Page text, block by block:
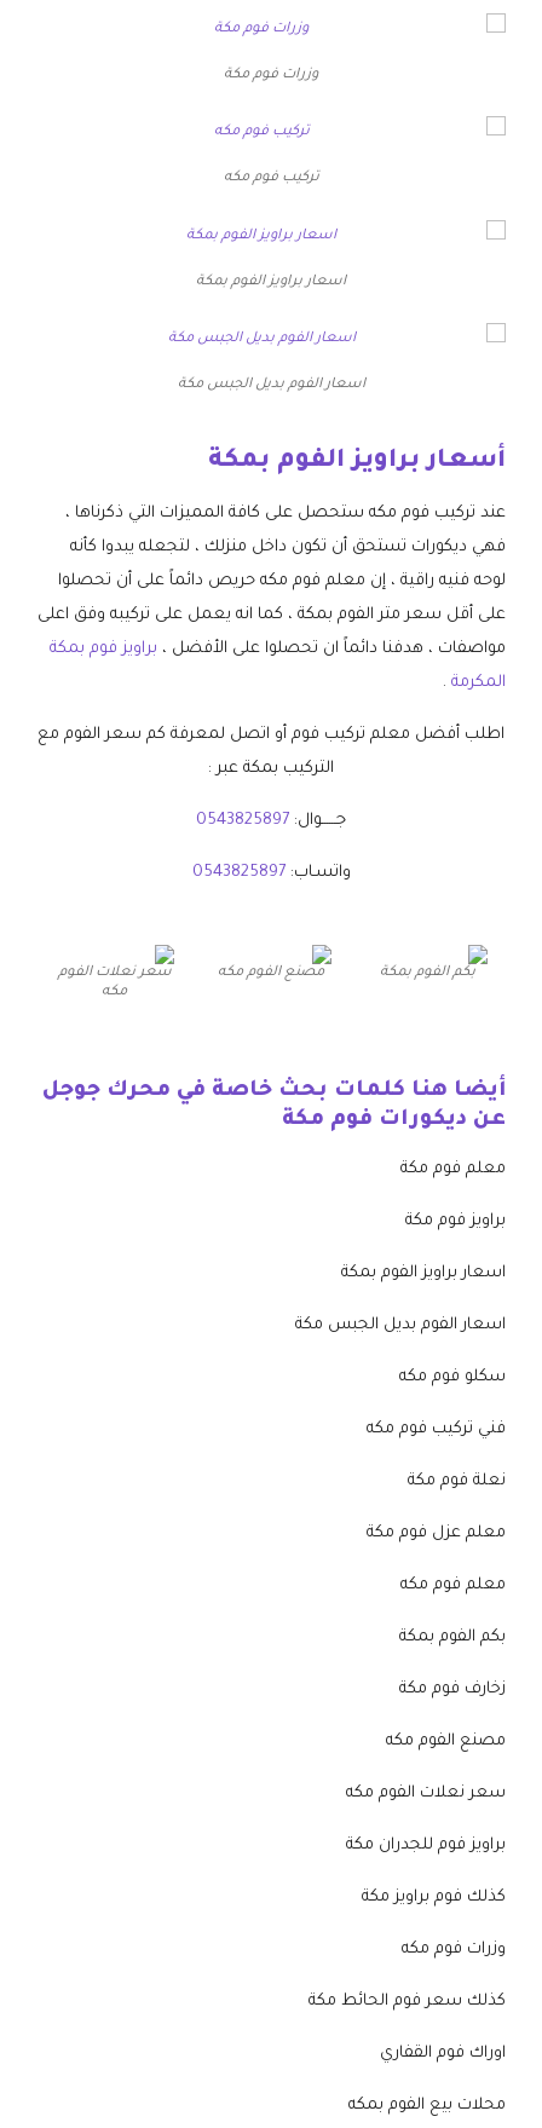
وزرات فوم مكة
تركيب فوم مكه
اسعار براويز الفوم بمكة
اسعار الفوم بديل الجبس مكة
أسعار براويز الفوم بمكة
عند تركيب فوم مكه ستحصل على كافة المميزات التي ذكرناها ،
فهي ديكورات تستحق أن تكون داخل منزلك ، لتجعله يبدوا كأنه
لوحه فنيه راقية ، إن معلم فوم مكه حريص دائماً على أن تحصلوا
على أقل سعر متر الفوم بمكة ، كما انه يعمل على تركيبه وفق اعلى
مواصفات ، هدفنا دائماً ان تحصلوا على الأفضل ، براويز فوم بمكة
المكرمة .
اطلب أفضل معلم تركيب فوم أو اتصل لمعرفة كم سعر الفوم مع
التركيب بمكة عبر :
جــــــوال: 0543825897
واتسـاب:0543825897
بكم الفوم بمكة مصنع الفوم مكه
سعر نعلات الفوم
مكه
أيضا هنا كلمات بحث خاصة في محرك جوجل
عن ديكورات فوم مكة
معلم فوم مكة
براويز فوم مكة
اسعار براويز الفوم بمكة
اسعار الفوم بديل الجبس مكة
سكلو فوم مكه
فني تركيب فوم مكه
نعلة فوم مكة
معلم عزل فوم مكة
معلم فوم مكه
بكم الفوم بمكة
زخارف فوم مكة
مصنع الفوم مكه
سعر نعلات الفوم مكه
براويز فوم للجدران مكة
كذلك فوم براويز مكة
وزرات فوم مكه
كذلك سعر فوم الحائط مكة
اوراك فوم القفاري
محلات بيع الفوم بمكه